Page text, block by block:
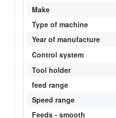
Make
Type of machine
Year of manufacture
Control system
Tool holder
feed range
Speed range
Feeds - smooth